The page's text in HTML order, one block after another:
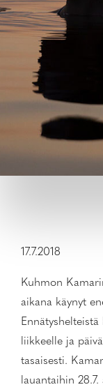
17.7.2018
Kuhmon
aikana käynyt
liikkeelle ja
tasaisesti.
lauantaihin 28.7.